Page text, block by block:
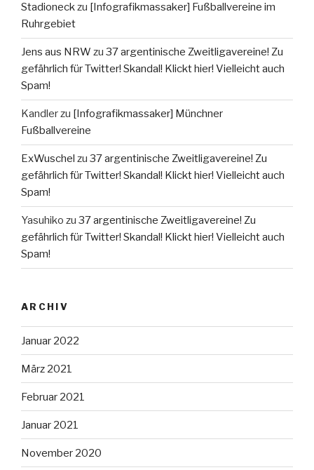
Stadioneckzu [Infografikmassaker] Fußballvereine im
Ruhrgebiet
Jens aus NRW zu 37 argentinische Zweitligavereine! Zu
gefährlich für Twitter! Skandal! Klickt hier! Vielleicht auch
Spam!
Kandlerzu [Infografikmassaker] Münchner
Fußballvereine
ExWuschel zu 37 argentinische Zweitligavereine! Zu
gefährlich für Twitter! Skandal! Klickt hier! Vielleicht auch
Spam!
Yasuhiko zu 37 argentinische Zweitligavereine! Zu
gefährlich für Twitter! Skandal! Klickt hier! Vielleicht auch
Spam!
ARCHIV
Januar 2022
März 2021
Februar 2021
Januar 2021
November 2020